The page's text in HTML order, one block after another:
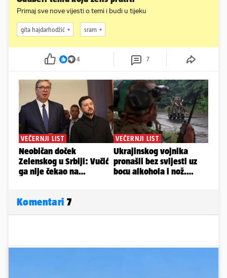
Primaj sve nove vijesti o temi i budi u tijeku
gita hajdarhodžić sram
4 7
Komentari 7